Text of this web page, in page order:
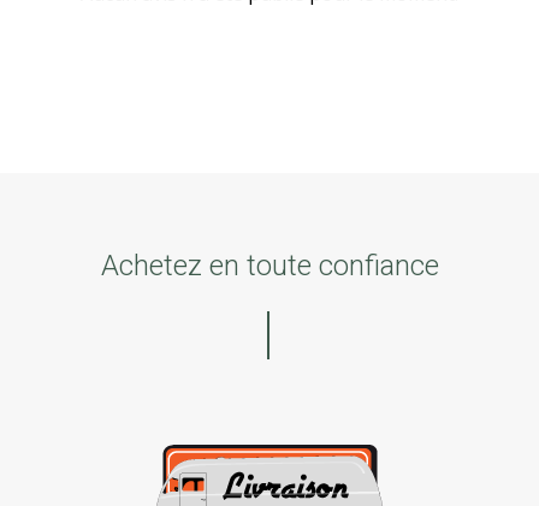
Achetez en toute confiance